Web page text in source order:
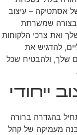
אסתטיקה – עיצוב
בצורה שמשרתת
ואת צרכי הלקוחות
להדגיש את
שלך, ולהבטיח שכל
ייחודי
בהגדרה ברורה
מעמיקה של קהל